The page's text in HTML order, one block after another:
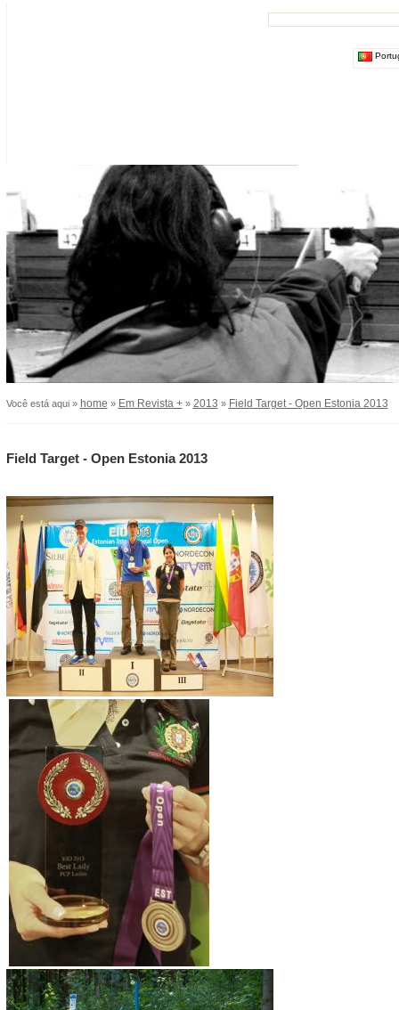
Você está aqui » home » Em Revista +» 2013 » Field Target - Open Estonia 2013
Field Target - Open Estonia 2013